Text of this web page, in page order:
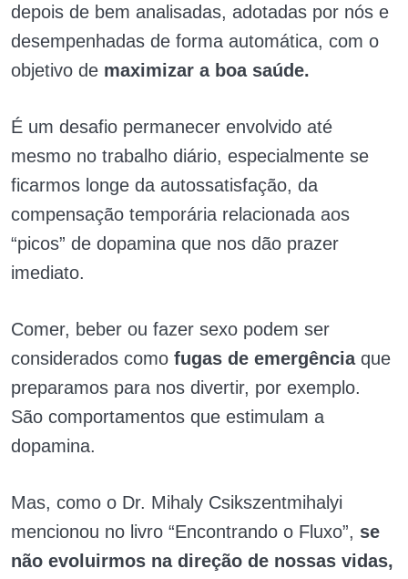
depois de bem analisadas, adotadas por nós e
desempenhadas de forma automática, com o
objetivo de maximizar a boa saúde.
É um desafio permanecer envolvido até
mesmo no trabalho diário, especialmente se
ficarmos longe da autossatisfação, da
compensação temporária relacionada aos
“picos” de dopamina que nos dão prazer
imediato.
Comer, beber ou fazer sexo podem ser
considerados como fugas de emergênciaque
preparamos para nos divertir, por exemplo.
São comportamentos que estimulam a
dopamina.
Mas, como o Dr. Mihaly Csikszentmihalyi
mencionou no livro “Encontrando o Fluxo”, se
não evoluirmos na direção de nossas vidas,